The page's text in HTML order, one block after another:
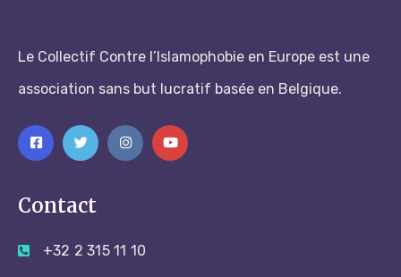
Le Collectif Contre l’Islamophobie en Europe est une
association sans but lucratif basée en Belgique.
Contact
+32 2 315 11 10